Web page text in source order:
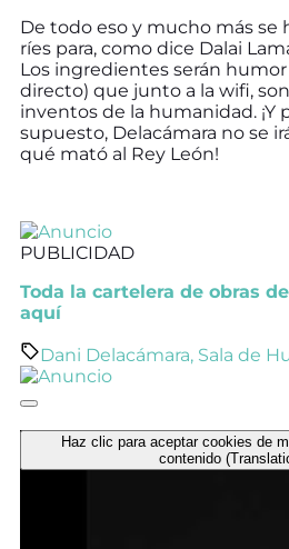
De todo eso y mucho más se
ríes para, como dice Dalai
Los ingredientes serán
directo) que junto a la wifi,
inventos de la humanidad. ¡Y
supuesto, Delacámara no se
qué mató al Rey León!
PUBLICIDAD
Toda la cartelera de obras
aquí
Dani Delacámara, Sala de
Haz clic para aceptar cookies de
contenido